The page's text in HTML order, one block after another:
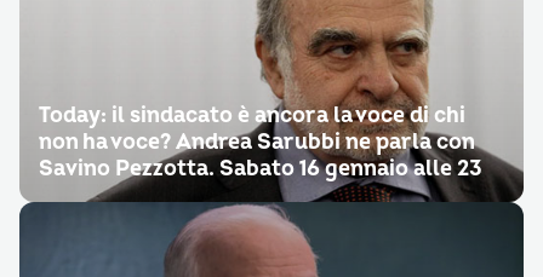
Today: il sindacato è ancora la voce di chi
non ha voce? Andrea Sarubbi ne parla con
Savino Pezzotta. Sabato 16 gennaio alle 23